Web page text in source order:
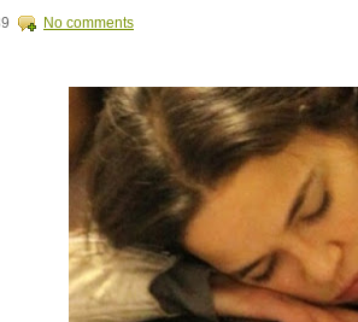
No comments